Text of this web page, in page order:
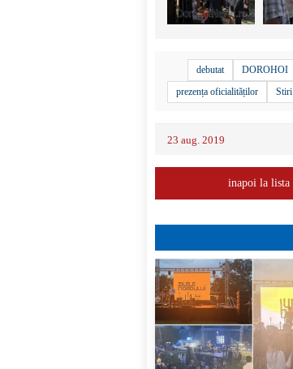
debutat DOROHOI
prezența oficialităților
Stiri
23 aug. 2019
inapoi la lista